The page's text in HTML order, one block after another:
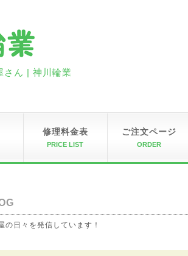
さん | 神川輪業
修理料金表
PRICE LIST
ご注文ページ
ORDER
日々を発信しています！